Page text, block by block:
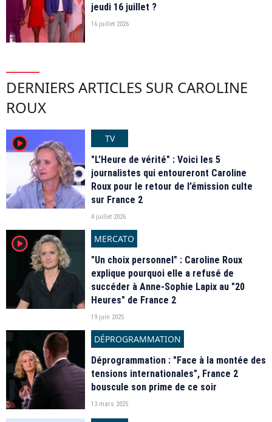
jeudi 16 juillet ?
16 juillet 2026
DERNIERS ARTICLES SUR CAROLINE
ROUX
player2
TV
"L’Heure de vérité" : Voici les 5
journalistes qui entoureront Caroline
Roux pour le retour de l’émission culte
sur France 2
4 juillet 2026
player2
MERCATO
"Un choix personnel" : Caroline Roux
explique pourquoi elle a refusé de
succéder à Anne-Sophie Lapix au "20
Heures" de France 2
19 juin 2025
DÉPROGRAMMATION
Déprogrammation : "Face à la montée des
tensions internationales", France 2
bouscule son prime de ce soir
13 mars 2025